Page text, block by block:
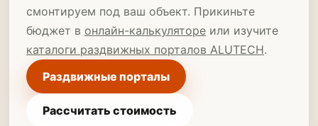
смонтируем под ваш объект. Прикиньте
бюджет в онлайн-калькуляторе или изучите
каталоги раздвижных порталов ALUTECH.
Раздвижные порталы
Рассчитать стоимость